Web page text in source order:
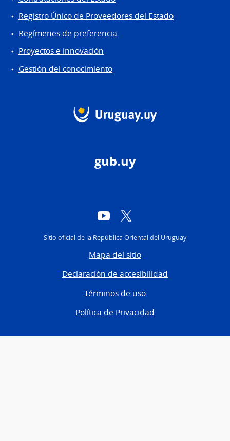
Registro Único de Proveedores del Estado
Regímenes de preferencia
Proyectos e innovación
Gestión del conocimiento
gub.uy
YouTube
Sitio oficial de la República Oriental del Uruguay
Mapa del sitio
Declaración de accesibilidad
Términos de uso
Política de Privacidad